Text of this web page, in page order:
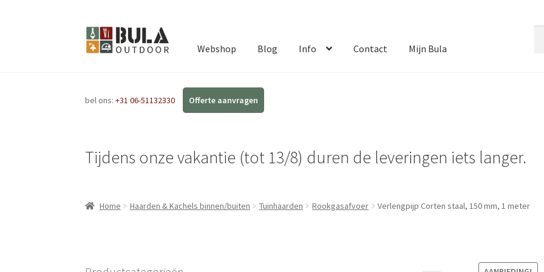
Webshop Blog Info Contact Mijn Bula
bel ons:+31 06-51132330
Tijdens onze vakantie (tot 13/8) duren de leveringen iets langer.
Home Haarden & Kachels binnen/buiten Tuinhaarden Rookgasafvoer Verlengpijp Corten staal, 150 mm, 1 meter